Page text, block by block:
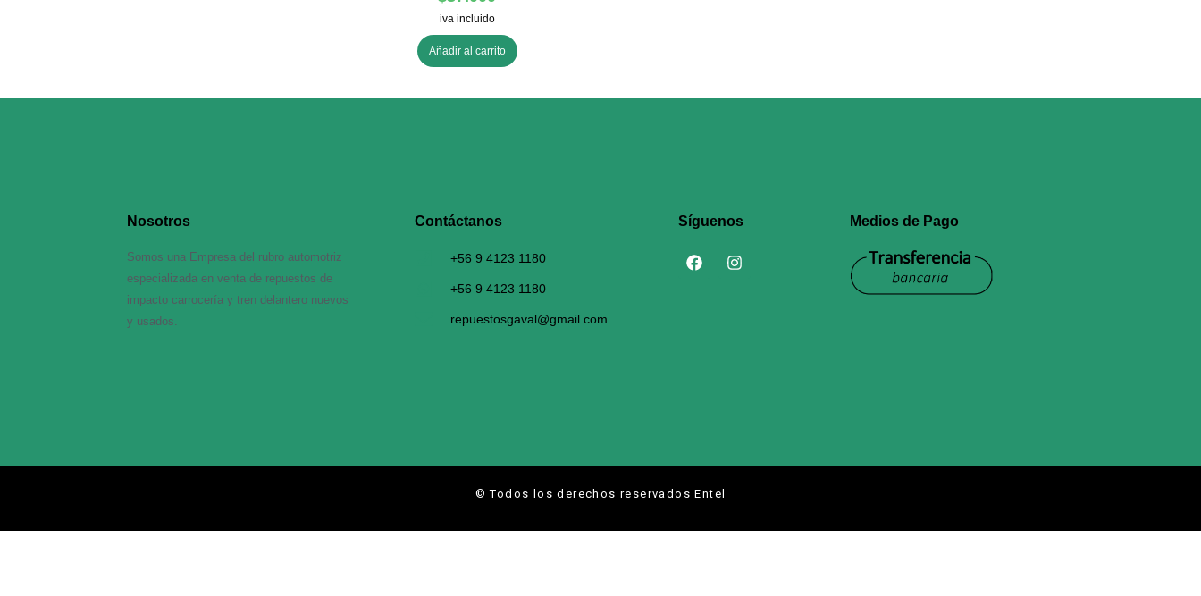
iva incluido
Añadir al carrito
Nosotros
Somos una Empresa del rubro automotriz
especializada en venta de repuestos de
impacto carrocería y tren delantero nuevos
y usados.
Contáctanos​
+56 9 4123 1180
+56 9 4123 1180
repuestosgaval@gmail.com
Síguenos Medios de Pago
© Todos los derechos reservados Entel